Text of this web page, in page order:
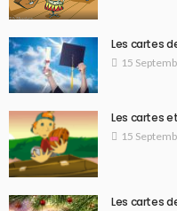
Les cartes
15
Les cartes
15
Les cartes